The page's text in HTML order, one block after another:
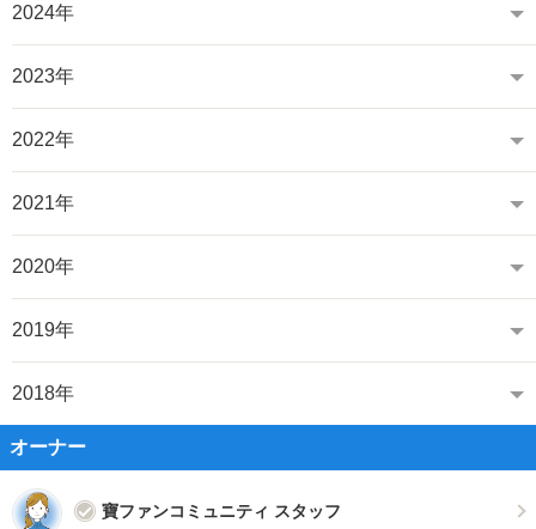
2024年
2023年
2022年
2021年
2020年
2019年
2018年
オーナー
寶ファンコミュニティ スタッフ